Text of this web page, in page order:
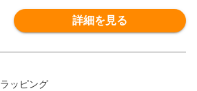
詳細を見る
ラッピング